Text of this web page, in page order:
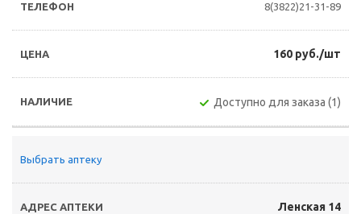
8(3822)21-31-89
160 руб./шт
Доступно для заказа (1)
Выбрать аптеку
Ленская 14